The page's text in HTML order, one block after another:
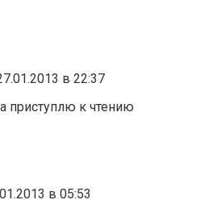
в 22:37
приступлю к чтению
в 05:53